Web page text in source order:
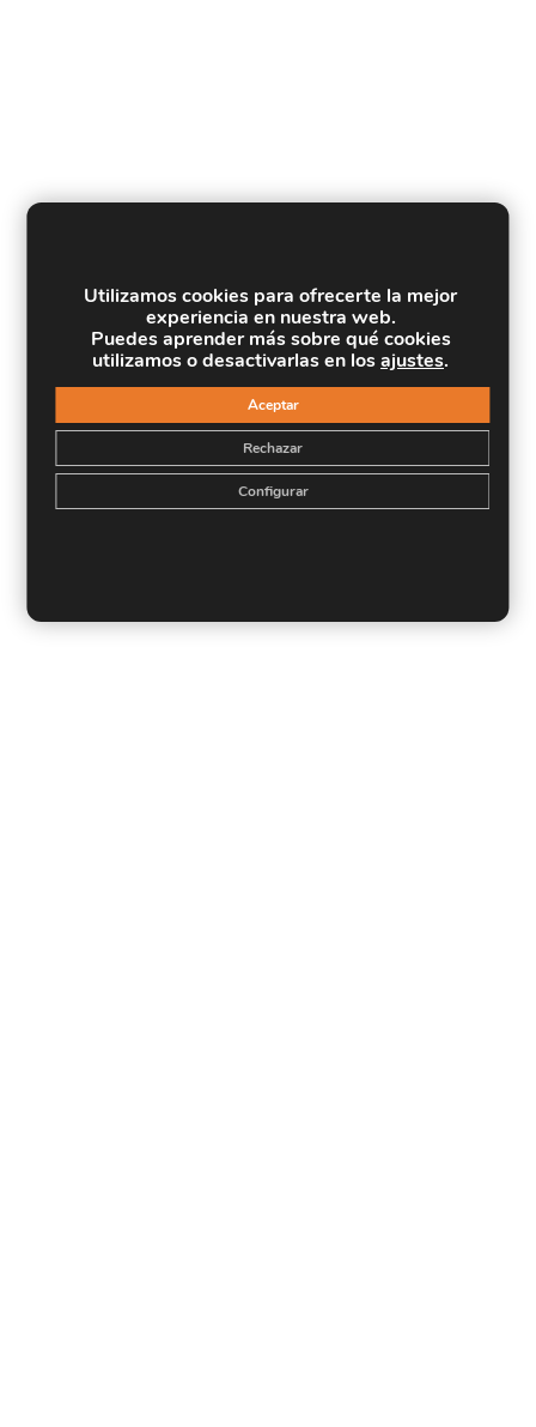
Utilizamos cookies para ofrecerte la mejor
experiencia en nuestra web.
Puedes aprender más sobre qué cookies
utilizamos o desactivarlas en losajustes.
Aceptar
Rechazar
Configurar